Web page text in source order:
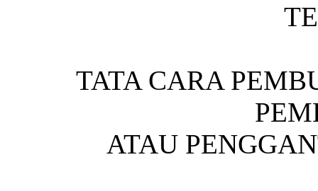
TATA CARA
ATAU